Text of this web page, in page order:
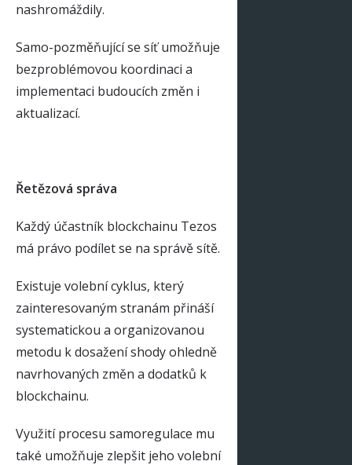
nashromáždily.
Samo-pozměňující se síť umožňuje
bezproblémovou koordinaci a
implementaci budoucích změn i
aktualizací.
Řetězová správa
Každý účastník blockchainu Tezos
má právo podílet se na správě sítě.
Existuje volební cyklus, který
zainteresovaným stranám přináší
systematickou a organizovanou
metodu k dosažení shody ohledně
navrhovaných změn a dodatků k
blockchainu.
Využití procesu samoregulace mu
také umožňuje zlepšit jeho volební